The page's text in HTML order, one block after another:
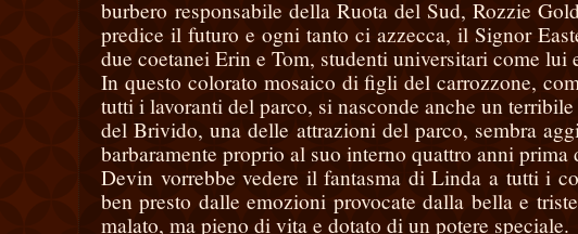
burberoresponsabile della Ruota del Sud, Rozzie
predice il futuro e ogni tanto ci azzecca, il Signor
due coetanei Erin e Tom, studenti universitari come lui
In questo colorato mosaico di figli del carrozzone,
tutti i lavoranti del parco, si nasconde anche un
del Brivido, una delle attrazioni del parco, sembra
barbaramente proprio al suo interno quattro anni
Devin vorrebbe vedere il fantasma di Linda a tutti i
ben presto dalle emozioni provocate dalla bella e
malato, ma pieno di vita e dotato di un potere speciale.